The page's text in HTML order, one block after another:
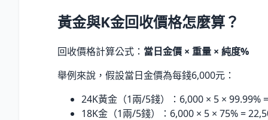
黃金與K金回收價格怎麼算？
回收價格計算公式： 當日金價 × 重量 × 純度%
舉例來說，假設當日金價為每錢6,000元：
24K黃金（1兩/5錢）：6,000 × 5 × 99.99%
18K金（1兩/5錢）：6,000 × 5 × 75%=